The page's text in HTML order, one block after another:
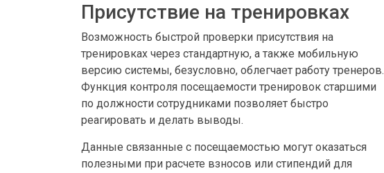
Присутствие на тренировках
Возможность быстрой проверки присутствия на
тренировках через стандартную, а также мобильную
версию системы, безусловно, облегчает работу тренеров.
Функция контроля посещаемости тренировок старшими
по должности сотрудниками позволяет быстро
реагировать и делать выводы.
Данные связанные с посещаемостью могут оказаться
полезными при расчете взносов или стипендий для